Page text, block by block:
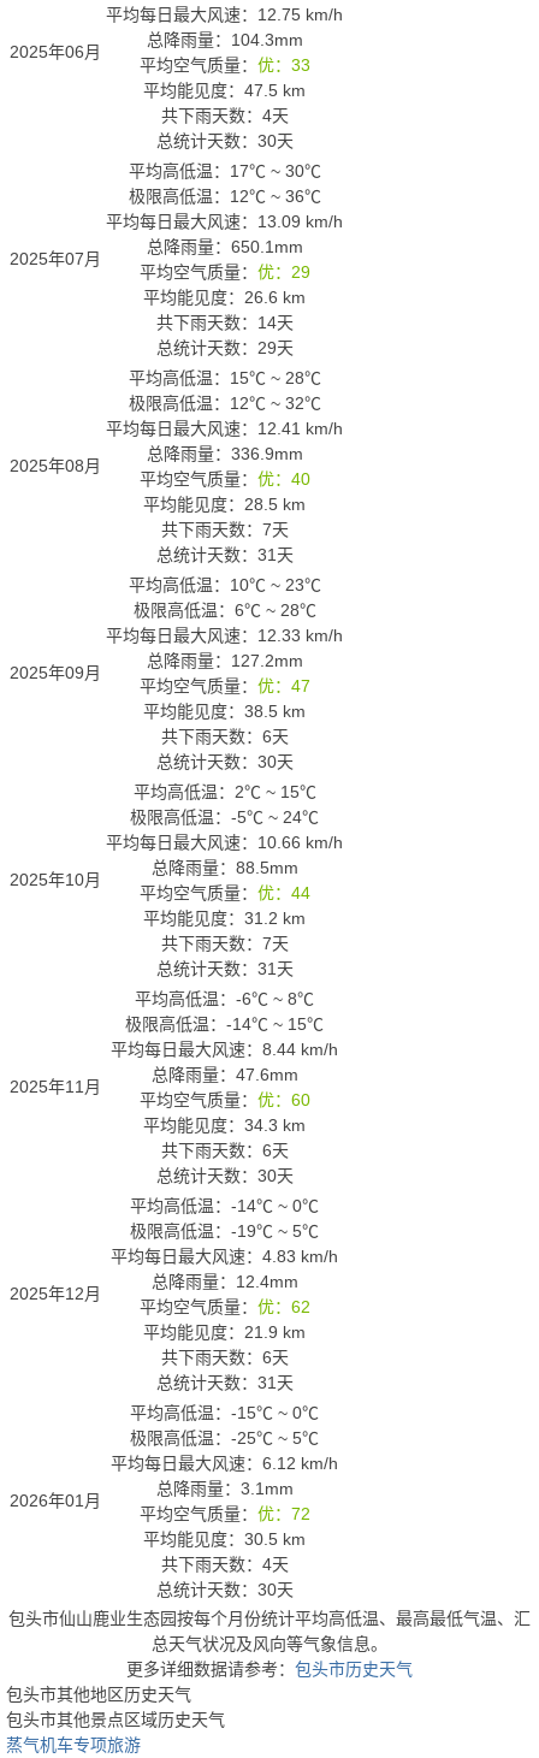
2025年06月
平均每日最大风速：12.75 km/h
总降雨量：104.3mm
平均空气质量： 优：33
平均能见度：47.5 km
共下雨天数：4天
总统计天数：30天
2025年07月
平均高低温： 17℃ ~ 30℃
极限高低温： 12℃ ~ 36℃
平均每日最大风速：13.09 km/h
总降雨量：650.1mm
平均空气质量： 优：29
平均能见度：26.6 km
共下雨天数：14天
总统计天数：29天
2025年08月
平均高低温： 15℃ ~ 28℃
极限高低温： 12℃ ~ 32℃
平均每日最大风速：12.41 km/h
总降雨量：336.9mm
平均空气质量： 优：40
平均能见度：28.5 km
共下雨天数：7天
总统计天数：31天
2025年09月
平均高低温： 10℃ ~ 23℃
极限高低温： 6℃ ~ 28℃
平均每日最大风速：12.33 km/h
总降雨量：127.2mm
平均空气质量： 优：47
平均能见度：38.5 km
共下雨天数：6天
总统计天数：30天
2025年10月
平均高低温： 2℃ ~ 15℃
极限高低温： -5℃ ~ 24℃
平均每日最大风速：10.66 km/h
总降雨量：88.5mm
平均空气质量： 优：44
平均能见度：31.2 km
共下雨天数：7天
总统计天数：31天
2025年11月
平均高低温： -6℃ ~ 8℃
极限高低温： -14℃ ~ 15℃
平均每日最大风速：8.44 km/h
总降雨量：47.6mm
平均空气质量： 优：60
平均能见度：34.3 km
共下雨天数：6天
总统计天数：30天
2025年12月
平均高低温： -14℃ ~ 0℃
极限高低温： -19℃ ~ 5℃
平均每日最大风速：4.83 km/h
总降雨量：12.4mm
平均空气质量： 优：62
平均能见度：21.9 km
共下雨天数：6天
总统计天数：31天
2026年01月
平均高低温： -15℃ ~ 0℃
极限高低温： -25℃ ~ 5℃
平均每日最大风速：6.12 km/h
总降雨量：3.1mm
平均空气质量： 优：72
平均能见度：30.5 km
共下雨天数：4天
总统计天数：30天
包头市仙山鹿业生态园按每个月份统计平均高低温、最高最低气温、汇
总天气状况及风向等气象信息。
更多详细数据请参考： 包头市历史天气
包头市其他地区历史天气
包头市其他景点区域历史天气
蒸气机车专项旅游